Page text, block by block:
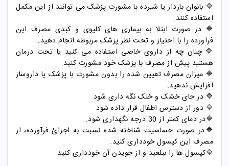
🔷 بانوان باردار یا شیرده با مشورت پزشک می توانند از این مکمل
استفاده کنند.
🔷 در صورت ابتلا به بیماری های کلیوی و کبدی مصرف این
فراورده را با احتیاز و تحت نظر پزشک مربوطه انجام دهید.
🔷 چنان چه از داروی خاصی استفاده می کنید یا تحت درمان
هستید پیش از مصرف با پزشک خود مشورت کنید.
🔷 میزان مصرف تعیین شده را بدون مشورت با پزشک یا داروساز
افزایش ندهید.
🔷 در جای خشک و خنک نگه داری شود.
🔷 دور از دسترس اطفال قرار داده شود.
🔷در دمای کمتر از 30 درجه نگهداری شود.
🔷در صورت حساسیت شناخته شده نسبت به اجزائ فرآورده، از
مصرف این کپسول خودداری کنید.
🔷کپسول ها را ببلعید و از جویدن آن خودداری کنید.